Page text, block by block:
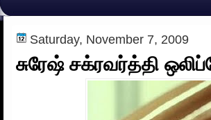
Saturday, November 7, 2009
சுரேஷ் சக்ரவர்த்தி